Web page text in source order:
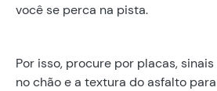
você se perca na pista.
Por isso, procure por placas,
no chão e a textura do asfalto